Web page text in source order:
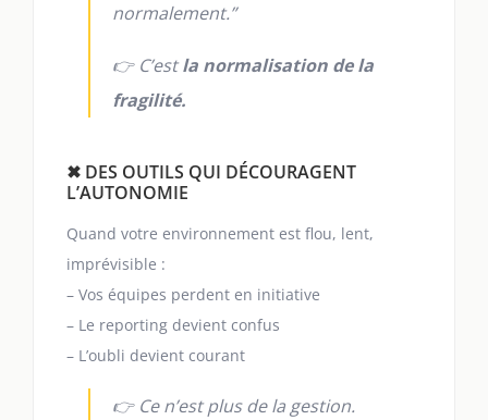
normalement.”
👉 C’estla normalisation de la
fragilité.
✖ DES OUTILS QUI DÉCOURAGENT
L’AUTONOMIE
Quand votre environnement est flou, lent,
imprévisible :
– Vos équipes perdent en initiative
– Le reporting devient confus
– L’oubli devient courant
👉 Ce n’est plus de la gestion.